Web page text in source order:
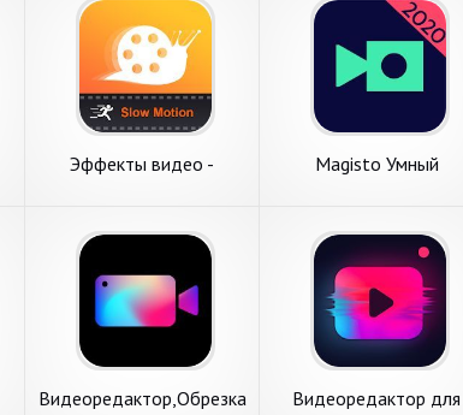
Эффекты видео -
Magisto Умный
Видеоредактор,Обрезка
Видеоредактор для